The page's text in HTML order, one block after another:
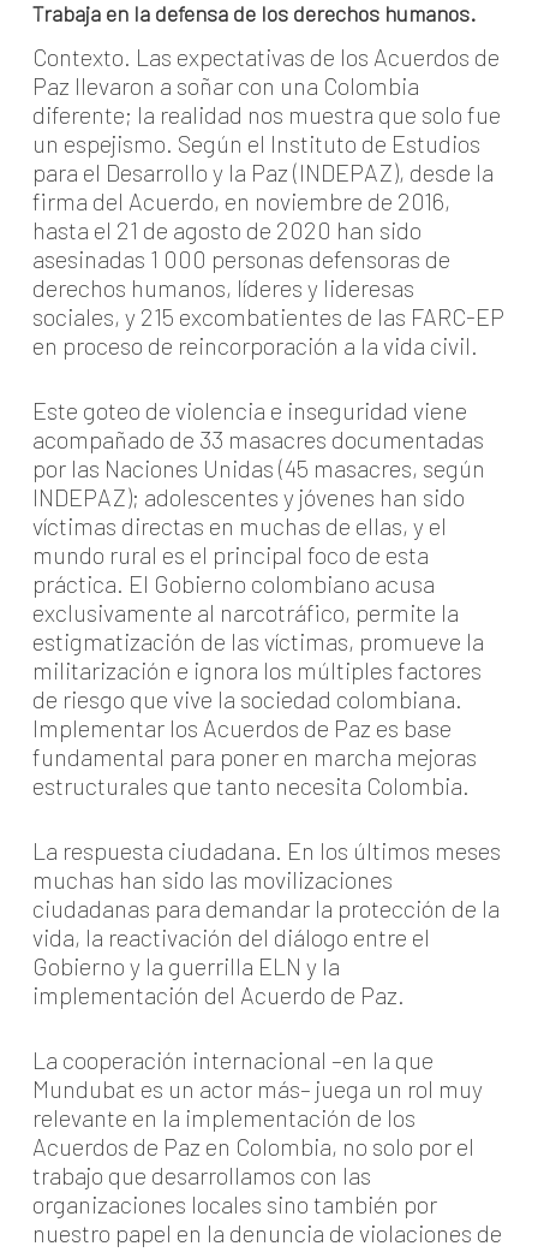
Trabaja en la defensa de los derechos humanos.
Contexto. Las expectativas de los Acuerdos de
Paz llevaron a soñar con una Colombia
diferente; la realidad nos muestra que solo fue
un espejismo. Según el Instituto de Estudios
para el Desarrollo y la Paz (INDEPAZ), desde la
firma del Acuerdo, en noviembre de 2016,
hasta el 21 de agosto de 2020 han sido
asesinadas 1 000 personas defensoras de
derechos humanos, líderes y lideresas
sociales, y 215 excombatientes de las FARC-EP
en proceso de reincorporación a la vida civil.
Este goteo de violencia e inseguridad viene
acompañado de 33 masacres documentadas
por las Naciones Unidas (45 masacres, según
INDEPAZ); adolescentes y jóvenes han sido
víctimas directas en muchas de ellas, y el
mundo rural es el principal foco de esta
práctica. El Gobierno colombiano acusa
exclusivamente al narcotráfico, permite la
estigmatización de las víctimas, promueve la
militarización e ignora los múltiples factores
de riesgo que vive la sociedad colombiana.
Implementar los Acuerdos de Paz es base
fundamental para poner en marcha mejoras
estructurales que tanto necesita Colombia.
La respuesta ciudadana. En los últimos meses
muchas han sido las movilizaciones
ciudadanas para demandar la protección de la
vida, la reactivación del diálogo entre el
Gobierno y la guerrilla ELN y la
implementación del Acuerdo de Paz.
La cooperación internacional –en la que
Mundubat es un actor más– juega un rol muy
relevante en la implementación de los
Acuerdos de Paz en Colombia, no solo por el
trabajo que desarrollamos con las
organizaciones locales sino también por
nuestro papel en la denuncia de violaciones de